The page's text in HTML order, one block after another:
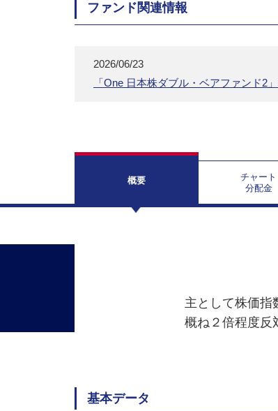
ファンド関連情報
2026/06/23
「One 日本株ダブル・ベアファンド2
概要
チャート
分配金
主として株価指
概ね２倍程度反
基本データ